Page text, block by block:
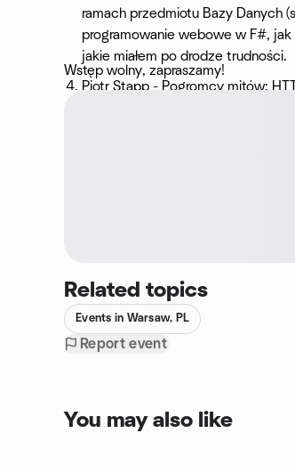
ramach przedmiotu Bazy Danych
programowanie webowe w F#, jak
jakie miałem po drodze trudności.
Piotr Stapp - Pogromcy mitów:
Wstęp wolny, zapraszamy!
Related topics
Events in Warsaw, PL
Report event
You may also like